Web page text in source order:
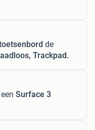
de
Trackpad.
Surface 3